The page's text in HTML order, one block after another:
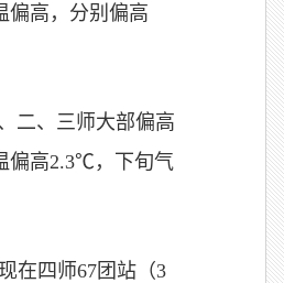
高，分别偏高
二、三师大部偏高
偏高2.3℃，下旬气
在四师67团站（3